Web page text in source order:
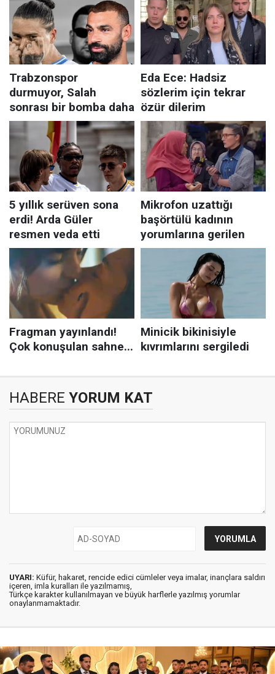
HABERE YORUM KAT
UYARI: Küfür, hakaret, rencide edici cümleler veya imalar, inançlara saldırı
içeren, imla kuralları ile yazılmamış,
Türkçe karakter kullanılmayan ve büyük harflerle yazılmış yorumlar
onaylanmamaktadır.